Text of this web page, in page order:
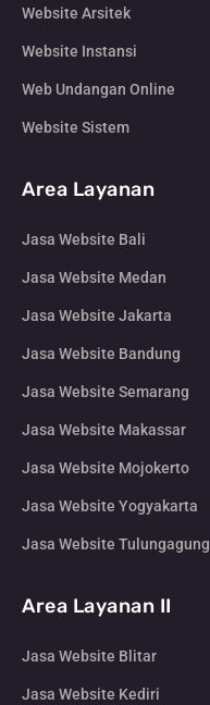
Website Arsitek
Website Instansi
Web Undangan Online
Website Sistem
Area Layanan
Jasa Website Bali
Jasa Website Medan
Jasa Website Jakarta
Jasa Website Bandung
Jasa Website Semarang
Jasa Website Makassar
Jasa Website Mojokerto
Jasa Website Yogyakarta
Jasa Website Tulungagung
Area Layanan II
Jasa Website Blitar
Jasa Website Kediri